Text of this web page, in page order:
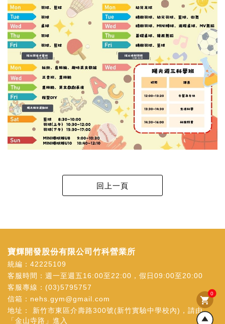
shopping_cart
0
寶輝開發股份有限公司竹科營業所
統編：42225109
客服時間：週一至週五16:00至22:00，假日09:00至20:00
客服專線： (03)5795757
信箱： nehs.gym@gmail.com
地址： 新竹市東區介壽路300號(新竹實驗中學校內)，請由
「金山寺路」進入